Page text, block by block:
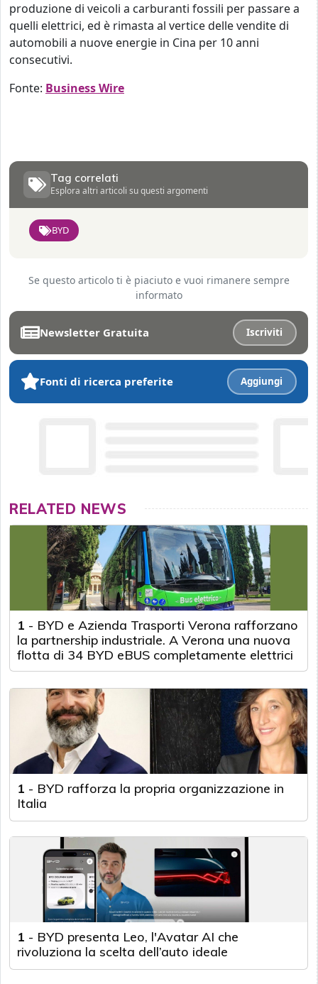
produzione di veicoli a carburanti fossili per passare a
quelli elettrici, ed è rimasta al vertice delle vendite di
automobili a nuove energie in Cina per 10 anni
consecutivi.
Fonte: Business Wire
Tag correlati
Esplora altri articoli su questi argomenti
BYD
Se questo articolo ti è piaciuto e vuoi rimanere sempre
informato
Newsletter Gratuita Iscriviti
Fonti di ricerca preferite Aggiungi
RELATED NEWS
1 - BYD e Azienda Trasporti Verona rafforzano
la partnership industriale. A Verona una nuova
flotta di 34 BYD eBUS completamente elettrici
1 - BYD rafforza la propria organizzazione in
Italia
1 - BYD presenta Leo, l'Avatar AI che
rivoluziona la scelta dell’auto ideale